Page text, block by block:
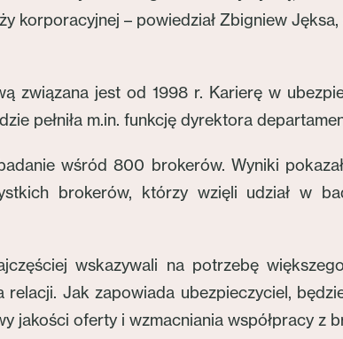
korporacyjnej – powiedział Zbigniew
związana jest od 1998 r. Karierę w
pełniła m.in. funkcję dyrektora
wśród 800 brokerów. Wyniki
brokerów, którzy wzięli udział w
wskazywali na potrzebę
Jak zapowiada ubezpieczyciel,
jakości oferty i wzmacniania współpracy z